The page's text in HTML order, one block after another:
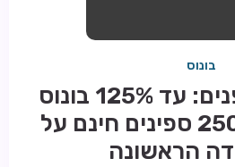
בונוס
בונוס קבלת פנים: עד 125% בונוס
עד €450 + 250 ספינים חינם על
הראשונה